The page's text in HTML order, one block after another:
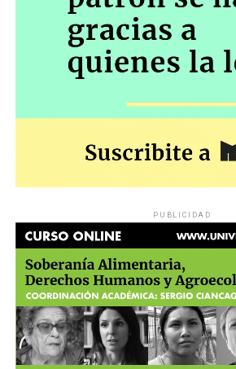
PUBLICIDAD